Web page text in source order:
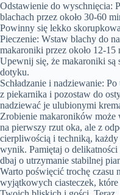
Odstawienie do wyschnięcia:
blachach przez około 30-60
Powinny się lekko
Pieczenie: Wstaw blachy do
makaroniki przez około 12-15
Upewnij się, że makaroniki są
dotyku.
Schładzanie i nadziewanie:
z piekarnika i pozostaw do
nadziewać je ulubionymi
Zrobienie makaroników
na pierwszy rzut oka, ale z
cierpliwością i techniką,
wynik. Pamiętaj o
dbaj o utrzymanie stabilnej
Warto poświęcić trochę czasu
wyjątkowych ciasteczek,